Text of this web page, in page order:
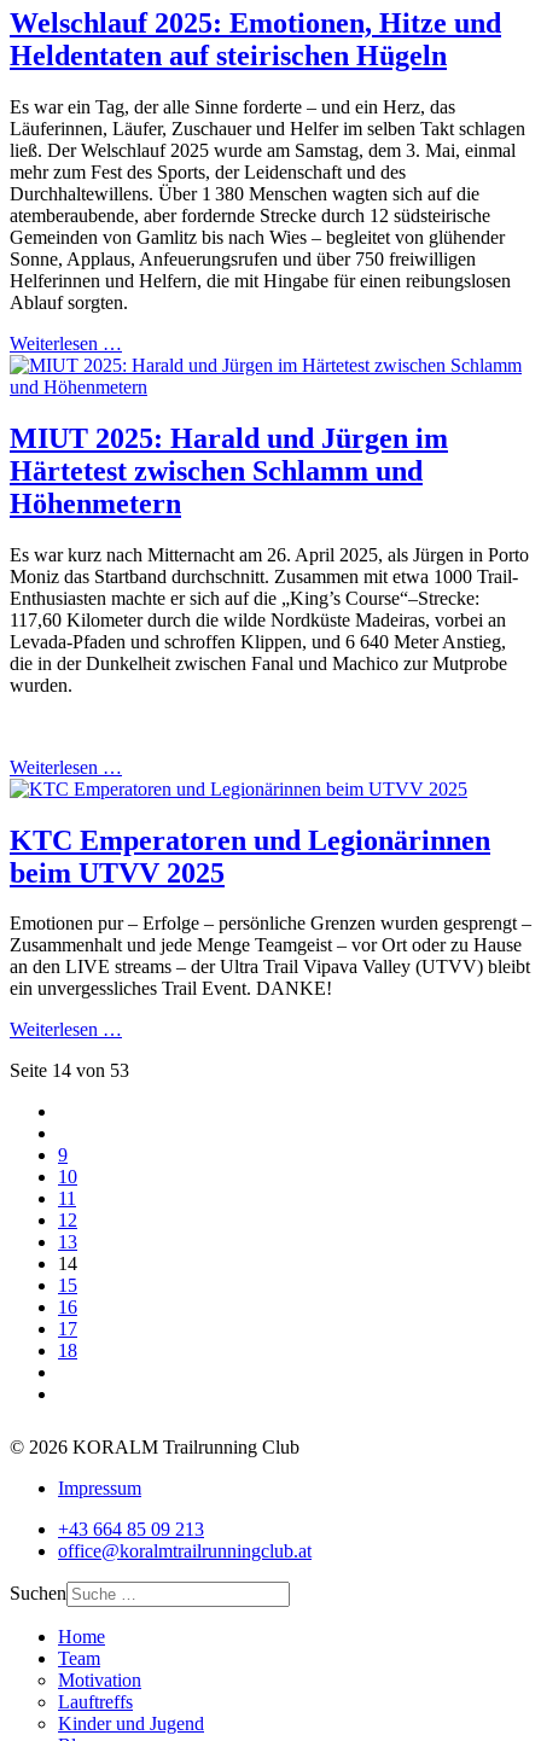
Welschlauf 2025: Emotionen, Hitze und
Heldentaten auf steirischen Hügeln
Es war ein Tag, der alle Sinne forderte – und ein Herz, das
Läuferinnen, Läufer, Zuschauer und Helfer im selben Takt schlagen
ließ. Der Welschlauf 2025 wurde am Samstag, dem 3. Mai, einmal
mehr zum Fest des Sports, der Leidenschaft und des
Durchhaltewillens. Über 1 380 Menschen wagten sich auf die
atemberaubende, aber fordernde Strecke durch 12 südsteirische
Gemeinden von Gamlitz bis nach Wies – begleitet von glühender
Sonne, Applaus, Anfeuerungsrufen und über 750 freiwilligen
Helferinnen und Helfern, die mit Hingabe für einen reibungslosen
Ablauf sorgten.
Weiterlesen …
MIUT 2025: Harald und Jürgen im
Härtetest zwischen Schlamm und
Höhenmetern
Es war kurz nach Mitternacht am 26. April 2025, als Jürgen in Porto
Moniz das Startband durchschnitt. Zusammen mit etwa 1000 Trail-
Enthusiasten machte er sich auf die „King’s Course“–Strecke:
117,60 Kilometer durch die wilde Nordküste Madeiras, vorbei an
Levada-Pfaden und schroffen Klippen, und 6 640 Meter Anstieg,
die in der Dunkelheit zwischen Fanal und Machico zur Mutprobe
wurden.
Weiterlesen …
KTC Emperatoren und Legionärinnen
beim UTVV 2025
Emotionen pur – Erfolge – persönliche Grenzen wurden gesprengt –
Zusammenhalt und jede Menge Teamgeist – vor Ort oder zu Hause
an den LIVE streams – der Ultra Trail Vipava Valley (UTVV) bleibt
ein unvergessliches Trail Event. DANKE!
Weiterlesen …
Seite 14 von 53
9
10
11
12
13
14
15
16
17
18
© 2026 KORALM Trailrunning Club
Impressum
+43 664 85 09 213
office@koralmtrailrunningclub.at
Suchen
Home
Team
Motivation
Lauftreffs
Kinder und Jugend